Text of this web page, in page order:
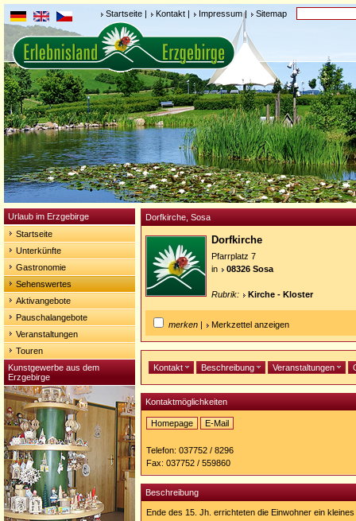
Startseite | Kontakt | Impressum| Sitemap
Urlaub im Erzgebirge
Startseite
Unterkünfte
Gastronomie
Sehenswertes
Aktivangebote
Pauschalangebote
Veranstaltungen
Touren
Kunstgewerbe aus dem
Erzgebirge
Dorfkirche, Sosa
Dorfkirche
Pfarrplatz 7
in
08326 Sosa
Rubrik: Kirche - Kloster
merken | Merkzettel anzeigen
Kontakt Beschreibung Veranstaltungen
Kontaktmöglichkeiten
Homepage
http://www.kirche-
sosa.de
E-Mail
Telefon: 037752 / 8296
Fax: 037752 / 559860
Beschreibung
Ende des 15. Jh. errichteten die Einwohner ein